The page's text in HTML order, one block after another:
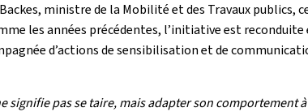
Backes, ministre de la Mobilité et des Travaux
les années précédentes, l’initiative est
d’actions de sensibilisation et de
signifie pas se taire, mais adapter son comportement